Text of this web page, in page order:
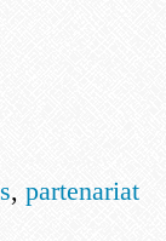
, partenariat